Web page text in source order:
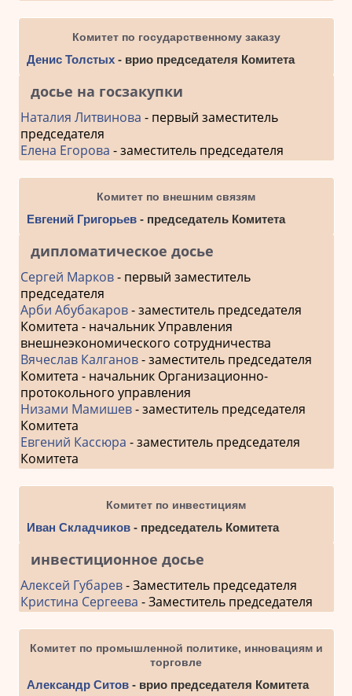
Комитет по государственному заказу
Денис Толстых- врио председателя Комитета
досье на госзакупки
Наталия Литвинова - первый заместитель
председателя
Елена Егорова - заместитель председателя
Комитет по внешним связям
Евгений Григорьев- председатель Комитета
дипломатическое досье
Сергей Марков- первый заместитель
председателя
Арби Абубакаров- заместитель председателя
Комитета - начальник Управления
внешнеэкономического сотрудничества
Вячеслав Калганов- заместитель председателя
Комитета - начальник Организационно-
протокольного управления
Низами Мамишев- заместитель председателя
Комитета
Евгений Кассюра - заместитель председателя
Комитета
Комитет по инвестициям
Иван Складчиков- председатель Комитета
инвестиционное досье
Алексей Губарев- Заместитель председателя
Кристина Сергеева - Заместитель председателя
Комитет по промышленной политике, инновациям и
торговле
Александр Ситов- врио председателя Комитета